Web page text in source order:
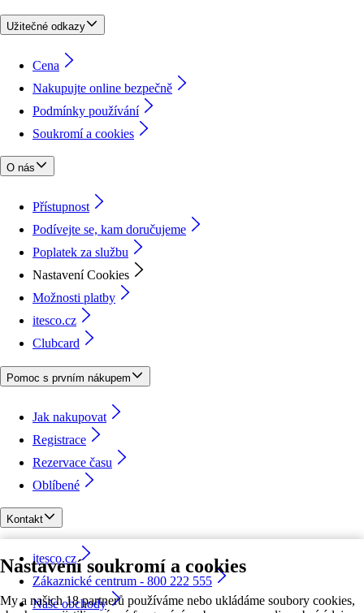
Nastavení soukromí a cookies
My a našich 18 partnerů používáme nebo ukládáme soubory cookies,
Užitečné odkazy
Cena
Nakupujte online bezpečně
Podmínky používání
Soukromí a cookies
O nás
Přístupnost
Podívejte se, kam doručujeme
Poplatek za službu
Nastavení Cookies
Možnosti platby
itesco.cz
Clubcard
Pomoc s prvním nákupem
Jak nakupovat
Registrace
Rezervace času
Oblíbené
Kontakt
itesco.cz
Zákaznické centrum - 800 222 555
Naše obchody